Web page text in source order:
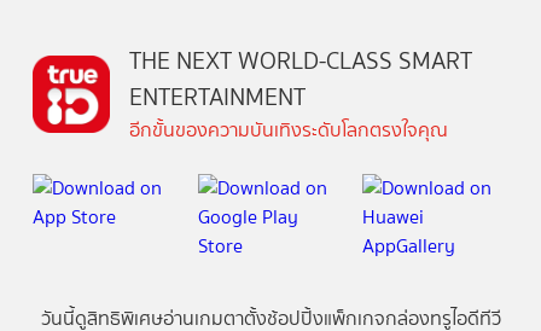
THE NEXT WORLD-CLASS SMART
ENTERTAINMENT
อีกขั้นของความบันเทิงระดับโลกตรงใจคุณ
วันนี้ดูสิทธิพิเศษอ่านเกมตาตั้งช้อปปิ้งแพ็กเกจกล่องทรูไอดีทีวี